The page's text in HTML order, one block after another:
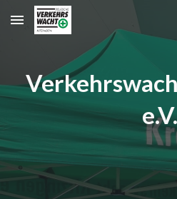
Skip to main content
e.V.